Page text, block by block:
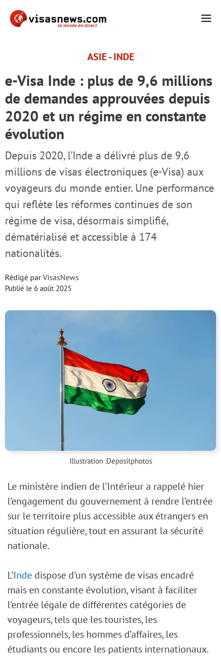
Aller
ASIE-INDE
e-Visa Inde : plus de 9,6 millions
de demandes approuvées depuis
2020 et un régime en constante
évolution
Depuis 2020, l’Inde a délivré plus de 9,6
millions de visas électroniques (e-Visa) aux
voyageurs du monde entier. Une performance
qui reflète les réformes continues de son
régime de visa, désormais simplifié,
dématérialisé et accessible à 174
nationalités.
Rédigé parVisasNews
Publié le 6 août 2025
Illustration :Depositphotos
Le ministère indien de l’Intérieur a rappelé hier
l’engagement du gouvernement à rendre l’entrée
sur le territoire plus accessible aux étrangers en
situation régulière, tout en assurant la sécurité
nationale.
L’Inde dispose d’un système de visas encadré
mais en constante évolution, visant à faciliter
l’entrée légale de différentes catégories de
voyageurs, tels que les touristes, les
professionnels, les hommes d’affaires, les
étudiants ou encore les patients internationaux.